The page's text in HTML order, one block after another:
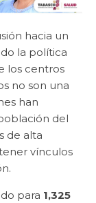
hacia un
la política
los centros
no son una
han
del
de alta
vínculos
para 1,325